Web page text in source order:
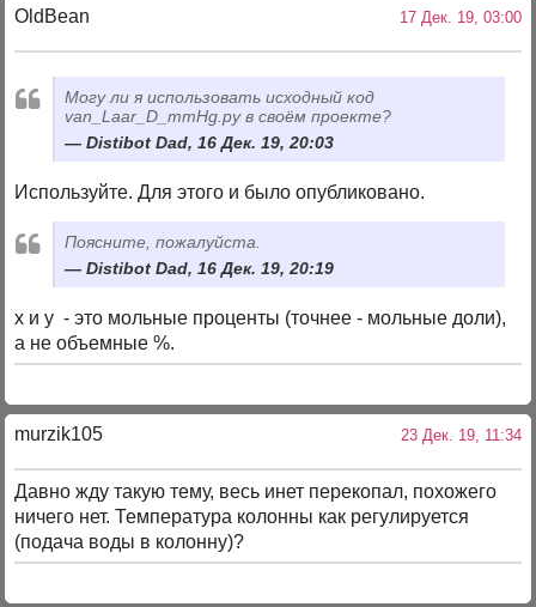
OldBean 17 Дек. 19, 03:00
Могу ли я использовать исходный код
van_Laar_D_mmHg.py в своём проекте?
Distibot Dad, 16 Дек. 19, 20:03
Используйте. Для этого и было опубликовано.
Поясните, пожалуйста.
Distibot Dad, 16 Дек. 19, 20:19
x и y - это мольные проценты (точнее - мольные доли),
а не объемные %.
murzik105 23 Дек. 19, 11:34
Давно жду такую тему, весь инет перекопал, похожего
ничего нет. Температура колонны как регулируется
(подача воды в колонну)?